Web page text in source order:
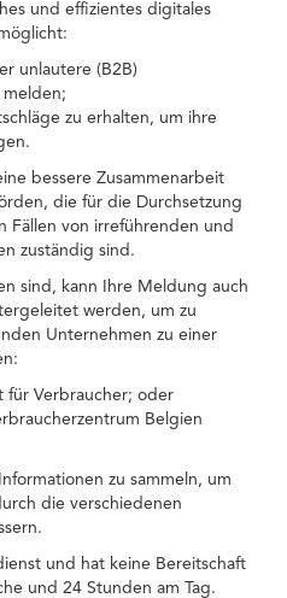
und effizientes digitales
unlautere (B2B)
melden;
zu erhalten, um ihre
bessere Zusammenarbeit
die für die Durchsetzung
Fällen von irreführenden und
zuständig sind.
sind, kann Ihre Meldung auch
werden, um zu
Unternehmen zu einer
für Verbraucher; oder
Belgien
zu sammeln, um
die verschiedenen
und hat keine Bereitschaft
und 24 Stunden am Tag.